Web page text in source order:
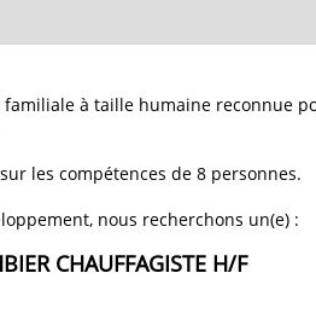
familiale à taille humaine reconnue
les compétences de 8 personnes.
nous recherchons un(e) :
CHAUFFAGISTE H/F